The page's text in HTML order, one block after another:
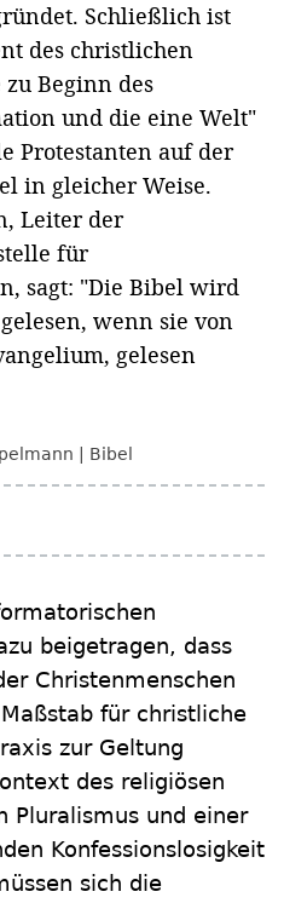
Schließlich ist
des christlichen
zu Beginn des
und die eine Welt"
Protestanten auf der
in gleicher Weise.
Leiter der
für
sagt: "Die Bibel wird
wenn sie von
gelesen
Bibel
beigetragen, dass
Christenmenschen
für christliche
zur Geltung
des religiösen
Pluralismus und einer
Konfessionslosigkeit
sich die